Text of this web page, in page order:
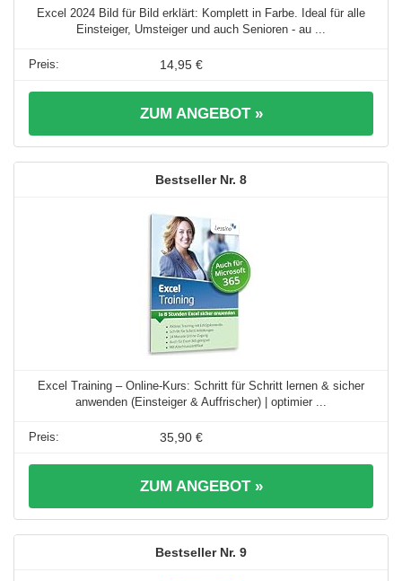
Excel 2024 Bild für Bild erklärt: Komplett in Farbe. Ideal für alle
Einsteiger, Umsteiger und auch Senioren - au ...
14,95 €
ZUM ANGEBOT »
8
Excel Training – Online-Kurs: Schritt für Schritt lernen & sicher
anwenden (Einsteiger & Auffrischer) | optimier ...
35,90 €
ZUM ANGEBOT »
9